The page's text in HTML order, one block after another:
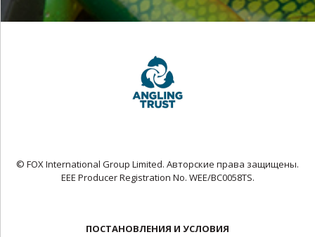
© FOX International Group Limited. Авторские права защищены.
EEE Producer Registration No. WEE/BC0058TS.
ПОСТАНОВЛЕНИЯ И УСЛОВИЯ